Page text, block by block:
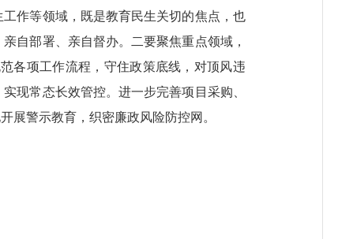
作等领域，既是教育民生关切的焦点，也
自部署、亲自督办。二要聚焦重点领域，
各项工作流程，守住政策底线，对顶风违
现常态长效管控。进一步完善项目采购、
展警示教育，织密廉政风险防控网。